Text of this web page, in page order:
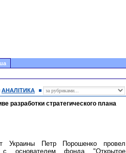
АНАЛІТИКА
разработки стратегического плана
Украины Петр Порошенко провел
с основателем фонда "Открытое